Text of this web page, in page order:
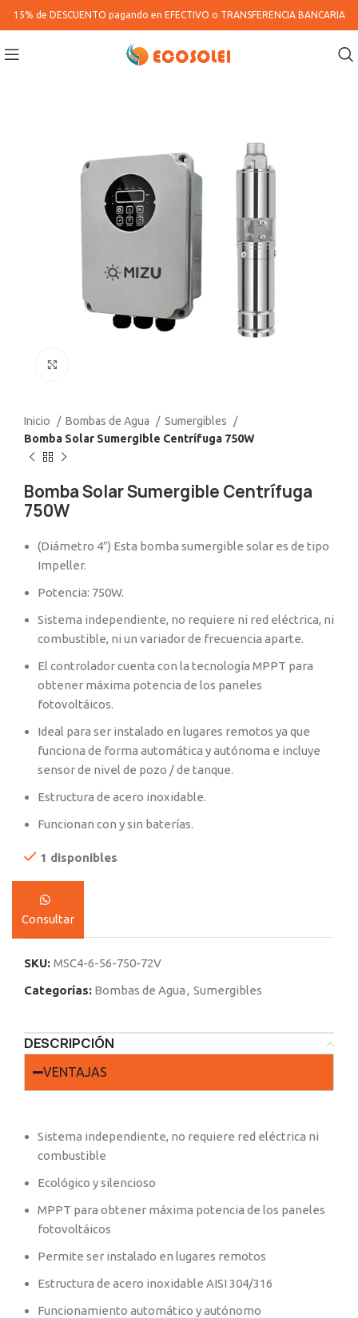
15% de DESCUENTO pagando en EFECTIVO o TRANSFERENCIA BANCARIA
Inicio Bombas de Agua
Sumergibles
Bomba Solar Sumergible Centrífuga 750W
Bomba Solar Sumergible Centrífuga
750W
(Diámetro 4″) Esta bomba sumergible solar es de tipo
Impeller.
Potencia: 750W.
Sistema independiente, no requiere ni red eléctrica, ni
combustible, ni un variador de frecuencia aparte.
El controlador cuenta con la tecnología MPPT para
obtener máxima potencia de los paneles
fotovoltáicos.
Ideal para ser instalado en lugares remotos ya que
funciona de forma automática y autónoma e incluye
sensor de nivel de pozo / de tanque.
Estructura de acero inoxidable.
Funcionan con y sin baterías.
1 disponibles
Consultar
SKU: MSC4-6-56-750-72V
Categorías: Bombas de Agua, Sumergibles
DESCRIPCIÓN
VENTAJAS
Sistema independiente, no requiere red eléctrica ni
combustible
Ecológico y silencioso
MPPT para obtener máxima potencia de los paneles
fotovoltáicos
Permite ser instalado en lugares remotos
Estructura de acero inoxidable AISI 304/316
Funcionamiento automático y autónomo